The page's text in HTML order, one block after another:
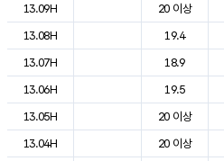
13.09H
20 이상
13.08H
19.4
13.07H
18.9
13.06H
19.5
13.05H
20 이상
13.04H
20 이상